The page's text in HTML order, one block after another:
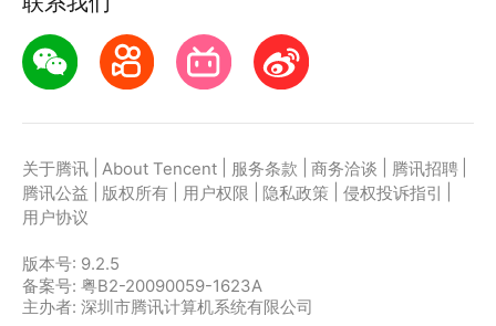
关于腾讯 About Tencent 服务条款 商务洽谈 腾讯招聘
腾讯公益
版权所有 用户权限 隐私政策 侵权投诉指引
用户协议
版本号: 9.2.5
备案号: 粤B2-20090059-1623A
主办者: 深圳市腾讯计算机系统有限公司